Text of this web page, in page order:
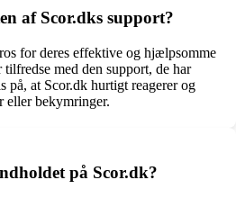
af Scor.dks support?
for deres effektive og hjælpsomme
med den support, de har
på, at Scor.dk hurtigt reagerer og
eller bekymringer.
på Scor.dk?